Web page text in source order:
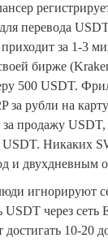
перевода
за 1-3
бирже
500 USDT.
за рубли на
продажу
USDT. Никаких
и двухдневным
игнорируют
через сеть
достигать 10-20